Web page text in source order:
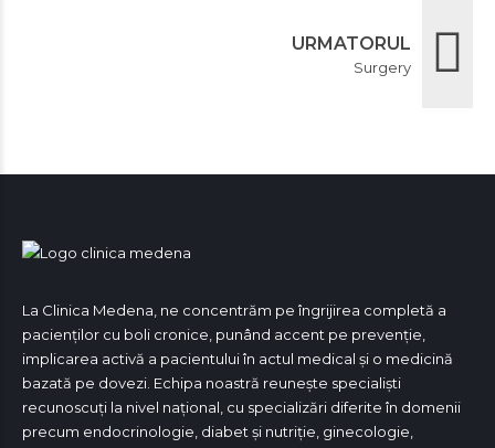
URMATORUL
Surgery
La Clinica Medena, ne concentrăm pe îngrijirea completă a
pacienților cu boli cronice, punând accent pe prevenție,
implicarea activă a pacientului în actul medical și o medicină
bazată pe dovezi. Echipa noastră reunește specialiști
recunoscuți la nivel național, cu specializări diferite în domenii
precum endocrinologie, diabet și nutriție, ginecologie,